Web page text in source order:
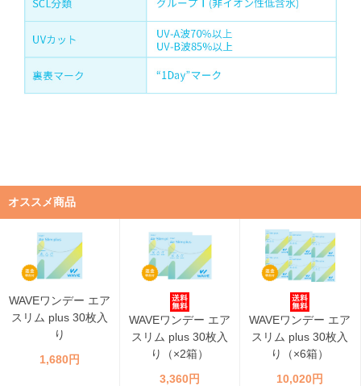
オススメ商品
WAVEワンデー エア
スリム plus 30枚入
り
1,680円
WAVEワンデー エア
スリム plus 30枚入
り（×2箱）
3,360円
WAVEワンデー エア
スリム plus 30枚入
り（×6箱）
10,020円